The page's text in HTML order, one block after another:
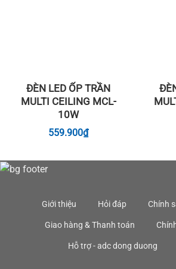
ĐÈN LED ỐP TRẦN
MULTI CEILING MCL-
10W
559.900₫
Giới thiệu Hỏi đáp Chính
Giao hàng & Thanh toán
Hỗ trợ - adc dong duong